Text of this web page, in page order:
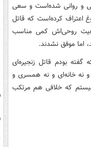
و روانی شده‌است و سعی
اعتراف کرده‌است که قاتل
روحی‌اش کمی مناسب
اما موفق نشدند.
بودم قاتل زنجیره‌ای
نه خانه‌ای و نه همسری و
که خلافی هم مرتکب